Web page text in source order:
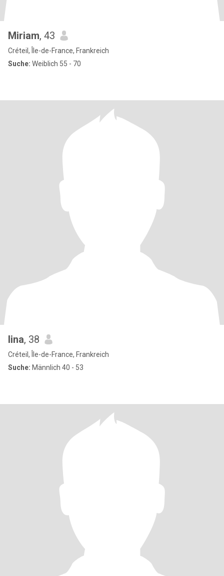
Miriam, 43
Créteil, Île-de-France, Frankreich
Suche: Weiblich 55 - 70
lina, 38
Créteil, Île-de-France, Frankreich
Suche: Männlich 40 - 53